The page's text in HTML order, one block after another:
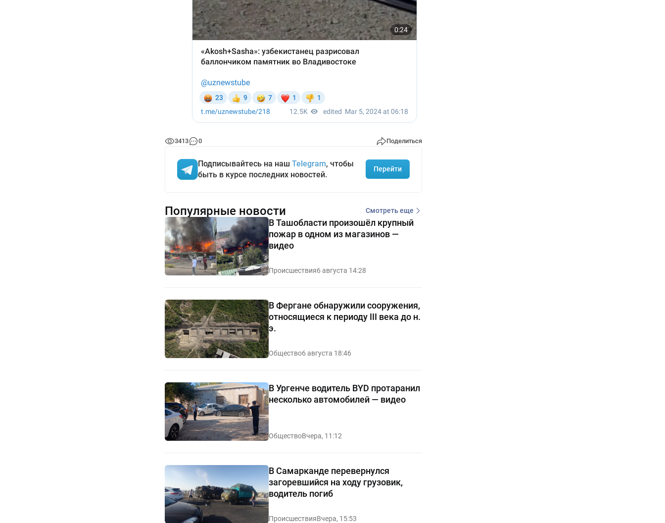
3413 0 Поделиться
Подписывайтесь на наш Telegram, чтобы
быть в курсе последних новостей.
Перейти
Популярные новости Смотреть еще
В Ташобласти произошёл крупный
пожар в одном из магазинов —
видео
Происшествия6 августа 14:28
В Фергане обнаружили сооружения,
относящиеся к периоду III века до н.
э.
Общество6 августа 18:46
В Ургенче водитель BYD протаранил
несколько автомобилей — видео
ОбществоВчера, 11:12
В Самарканде перевернулся
загоревшийся на ходу грузовик,
водитель погиб
ПроисшествияВчера, 15:53